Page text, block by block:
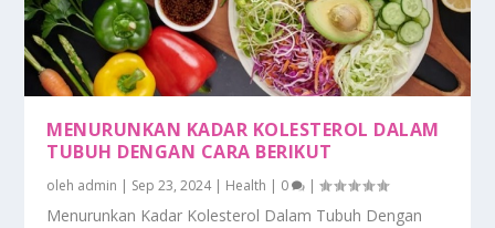
MENURUNKAN KADAR KOLESTEROL DALAM
TUBUH DENGAN CARA BERIKUT
oleh admin | Sep 23, 2024| Health | 0 |
Menurunkan Kadar Kolesterol Dalam Tubuh Dengan